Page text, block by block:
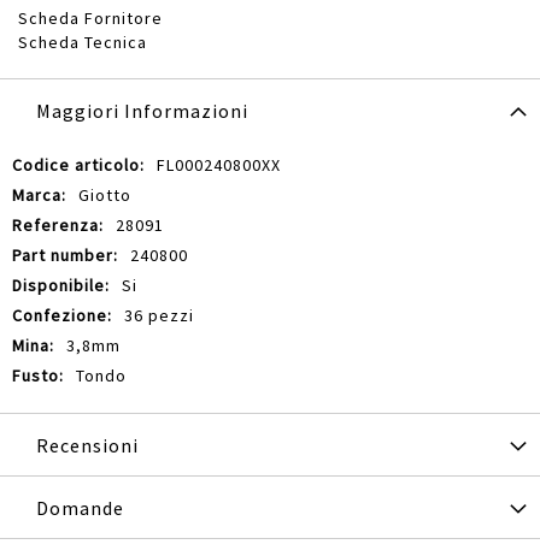
Scheda Fornitore
Scheda Tecnica
Maggiori Informazioni
Maggiori
Informazioni
FL000240800XX
Giotto
28091
240800
Si
36 pezzi
3,8mm
Tondo
Recensioni
Domande